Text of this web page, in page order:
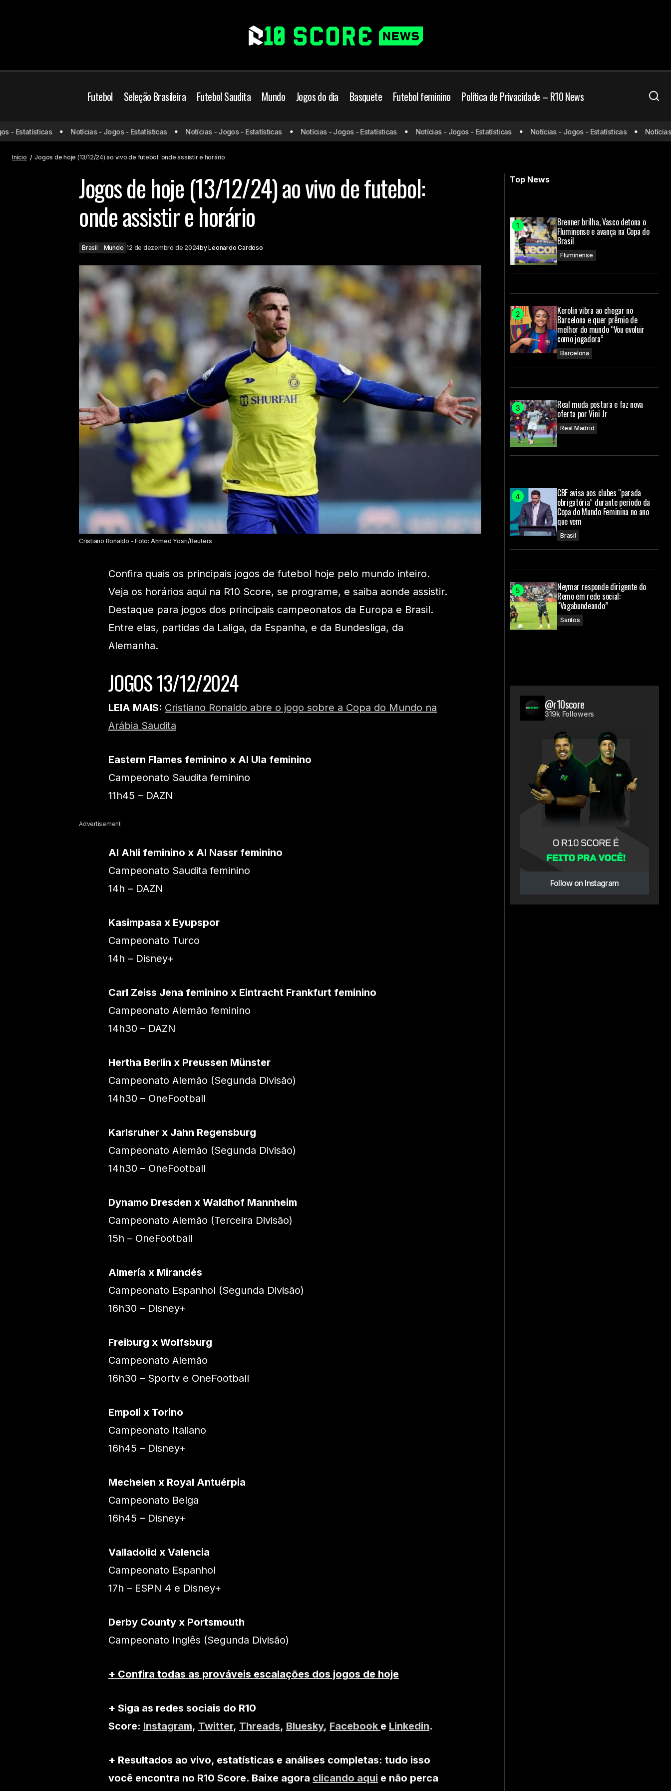
Futebol Seleção Brasileira Futebol Saudita Mundo Jogos do dia Basquete Futebol feminino Política de Privacidade – R10 News
Cristiano Ronaldo abre o jogo sobre a
Copa do Mundo na Arábia Saudita
Brasil Mundo Jogos de hoje (13/12/24) ao vivo de futebol: onde assistir e horário
Vasco encaminha acerto com gigante
do material esportivo
Estatísticas Notícias - Jogos - Estatísticas Notícias - Jogos - Estatísticas Notícias - Jogos - Estatísticas Notícias - Jogos - Estatísticas Notícias - Jogos - Estatísticas Notícias -
Início Jogos de hoje (13/12/24) ao vivo de futebol: onde assistir e horário
Jogos de hoje (13/12/24) ao vivo de futebol:
onde assistir e horário
Brasil Mundo 12 de dezembro de 2024byLeonardo Cardoso
Cristiano Ronaldo - Foto: Ahmed Yosri/Reuters
Confira quais os principais jogos de futebol hoje pelo mundo inteiro.
Veja os horários aqui na R10 Score, se programe, e saiba aonde assistir.
Destaque para jogos dos principais campeonatos da Europa e Brasil.
Entre elas, partidas da Laliga, da Espanha, e da Bundesliga, da
Alemanha.
JOGOS 13/12/2024
LEIA MAIS: Cristiano Ronaldo abre o jogo sobre a Copa do Mundo na
Arábia Saudita
Eastern Flames feminino x Al Ula feminino
Campeonato Saudita feminino
11h45 – DAZN
Advertisement
Al Ahli feminino x Al Nassr feminino
Campeonato Saudita feminino
14h – DAZN
Kasimpasa x Eyupspor
Campeonato Turco
14h – Disney+
Carl Zeiss Jena feminino x Eintracht Frankfurt feminino
Campeonato Alemão feminino
14h30 – DAZN
Hertha Berlin x Preussen Münster
Campeonato Alemão (Segunda Divisão)
14h30 – OneFootball
Karlsruher x Jahn Regensburg
Campeonato Alemão (Segunda Divisão)
14h30 – OneFootball
Dynamo Dresden x Waldhof Mannheim
Campeonato Alemão (Terceira Divisão)
15h – OneFootball
Almería x Mirandés
Campeonato Espanhol (Segunda Divisão)
16h30 – Disney+
Freiburg x Wolfsburg
Campeonato Alemão
16h30 – Sportv e OneFootball
Empoli x Torino
Campeonato Italiano
16h45 – Disney+
Mechelen x Royal Antuérpia
Campeonato Belga
16h45 – Disney+
Valladolid x Valencia
Campeonato Espanhol
17h – ESPN 4 e Disney+
Derby County x Portsmouth
Campeonato Inglês (Segunda Divisão)
+ Confira todas as prováveis escalações dos jogos de hoje
+ Siga as redes sociais do R10
Score: Instagram, Twitter, Threads, Bluesky, Facebook e Linkedin.
+ Resultados ao vivo, estatísticas e análises completas: tudo isso
você encontra no R10 Score. Baixe agora clicando aqui e não perca
Top News
Brenner brilha, Vasco detona o
Fluminense e avança na Copa do
Brasil
Fluminense
Kerolin vibra ao chegar no
Barcelona e quer prêmio de
melhor do mundo “Vou evoluir
como jogadora”
Barcelona
Real muda postura e faz nova
oferta por Vini Jr
Real Madrid
CBF avisa aos clubes “parada
obrigatória” durante período da
Copa do Mundo Feminina no ano
que vem
Brasil
Neymar responde dirigente do
Remo em rede social:
“Vagabundeando”
Santos
@r10score
319k Followers
Follow on Instagram